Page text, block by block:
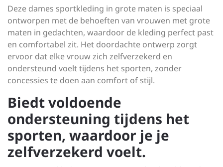
Deze dames sportkleding in grote maten is speciaal
ontworpen met de behoeften van vrouwen met grote
maten in gedachten, waardoor de kleding perfect past
en comfortabel zit. Het doordachte ontwerp zorgt
ervoor dat elke vrouw zich zelfverzekerd en
ondersteund voelt tijdens het sporten, zonder
concessies te doen aan comfort of stijl.
Biedt voldoende
ondersteuning tijdens het
sporten, waardoor je je
zelfverzekerd voelt.